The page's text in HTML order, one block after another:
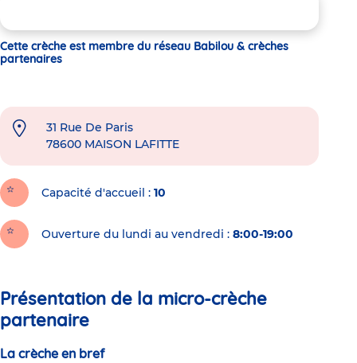
Cette crèche est membre du réseau Babilou & crèches
partenaires
31 Rue De Paris
78600 MAISON LAFITTE
Capacité d'accueil 10
Ouverture du lundi au vendredi : 8:00-19:00
Présentation de la micro-crèche
partenaire
La crèche en bref